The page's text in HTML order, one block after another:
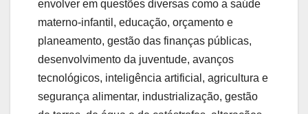
envolver em questões diversas como a saúde
materno-infantil, educação, orçamento e
planeamento, gestão das finanças públicas,
desenvolvimento da juventude, avanços
tecnológicos, inteligência artificial, agricultura e
segurança alimentar, industrialização, gestão